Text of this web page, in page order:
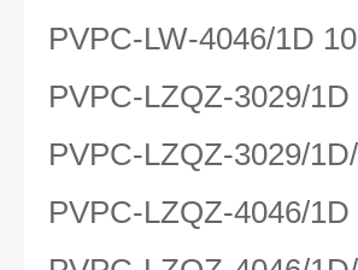
PVPC-LW-4046/1D 10
PVPC-LZQZ-3029/1D
PVPC-LZQZ-3029/
PVPC-LZQZ-4046/1D